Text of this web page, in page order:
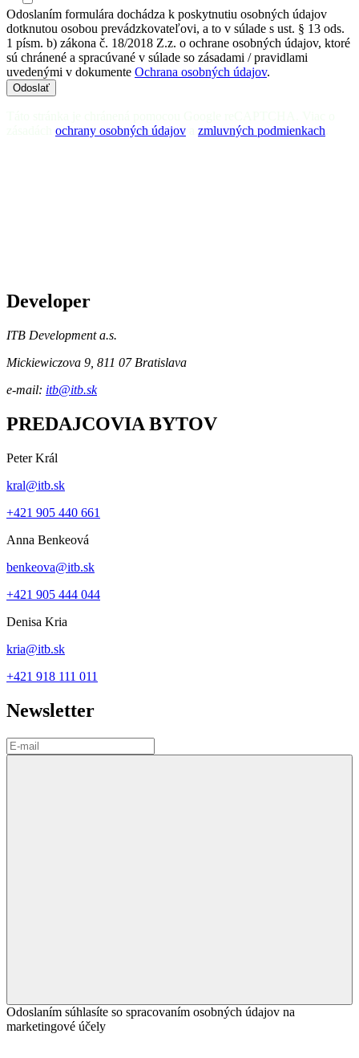
Odoslaním formulára dochádza k poskytnutiu osobných údajov
dotknutou osobou prevádzkovateľovi, a to v súlade s ust. § 13 ods.
1 písm. b) zákona č. 18/2018 Z.z. o ochrane osobných údajov, ktoré
sú chránené a spracúvané v súlade so zásadami / pravidlami
uvedenými v dokumente Ochrana osobných údajov.
Odoslať
ochrany osobných údajov zmluvných podmienkach
Developer
ITB Development a.s.
Mickiewiczova 9, 811 07 Bratislava
e-mail: itb@itb.sk
PREDAJCOVIA BYTOV
Peter Král
kral@itb.sk
+421 905 440 661
Anna Benkeová
benkeova@itb.sk
+421 905 444 044
Denisa Kria
kria@itb.sk
+421 918 111 011
Newsletter
Odoslaním súhlasíte so spracovaním osobných údajov na
marketingové účely